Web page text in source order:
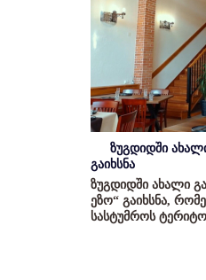
ზუგდიდში
გაიხსნა
ზუგდიდში ახალი
ეზო“ გაიხსნა,
სასტუმროს